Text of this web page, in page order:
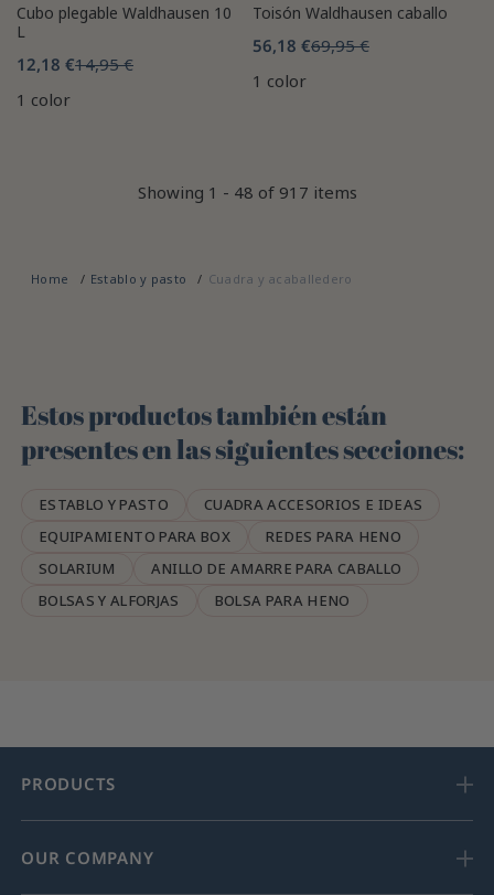
Cubo plegable Waldhausen 10
L
12,18 €14,95 €
1 color
Toisón Waldhausen caballo
56,18 €69,95 €
1 color
Showing 1 - 48 of 917 items
Home Establo y pasto Cuadra y acaballedero
Estos productos también están
presentes en las siguientes secciones:
ESTABLO Y PASTO
CUADRA ACCESORIOS E IDEAS
EQUIPAMIENTO PARA BOX
REDES PARA HENO
SOLARIUM
ANILLO DE AMARRE PARA CABALLO
BOLSAS Y ALFORJAS
BOLSA PARA HENO
PRODUCTS
OUR COMPANY